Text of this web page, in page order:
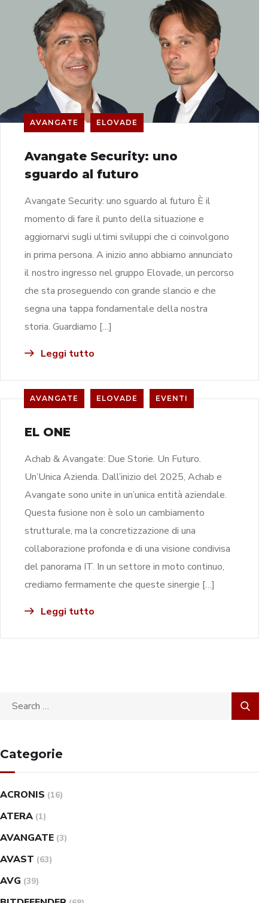
AVANGATE ELOVADE
Avangate Security: uno
sguardo al futuro
Avangate Security: uno sguardo al futuro È il
momento di fare il punto della situazione e
aggiornarvi sugli ultimi sviluppi che ci coinvolgono
in prima persona. A inizio anno abbiamo annunciato
il nostro ingresso nel gruppo Elovade, un percorso
che sta proseguendo con grande slancio e che
segna una tappa fondamentale della nostra
storia. Guardiamo […]
Leggi tutto
AVANGATE ELOVADE EVENTI
EL ONE
Achab & Avangate: Due Storie. Un Futuro.
Un’Unica Azienda. Dall’inizio del 2025, Achab e
Avangate sono unite in un’unica entità aziendale.
Questa fusione non è solo un cambiamento
strutturale, ma la concretizzazione di una
collaborazione profonda e di una visione condivisa
del panorama IT. In un settore in moto continuo,
crediamo fermamente che queste sinergie […]
Leggi tutto
Categorie
ACRONIS (16)
ATERA (1)
AVANGATE (3)
AVAST (63)
AVG (39)